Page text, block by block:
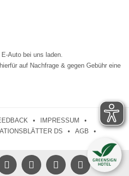
Auto bei uns laden.
auf Nachfrage & gegen Gebühr eine
IMPRESSUM
DS
AGB
  